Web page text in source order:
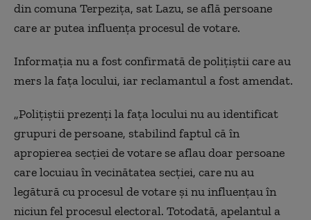
din comuna Terpeziţa, sat Lazu, se află persoane
care ar putea influenţa procesul de votare.
Informația nu a fost confirmată de polițiștii care au
mers la fața locului, iar reclamantul a fost amendat.
„Poliţiştii prezenţi la faţa locului nu au identificat
grupuri de persoane, stabilind faptul că în
apropierea secţiei de votare se aflau doar persoane
care locuiau în vecinătatea secţiei, care nu au
legătură cu procesul de votare și nu influențau în
niciun fel procesul electoral. Totodată, apelantul a